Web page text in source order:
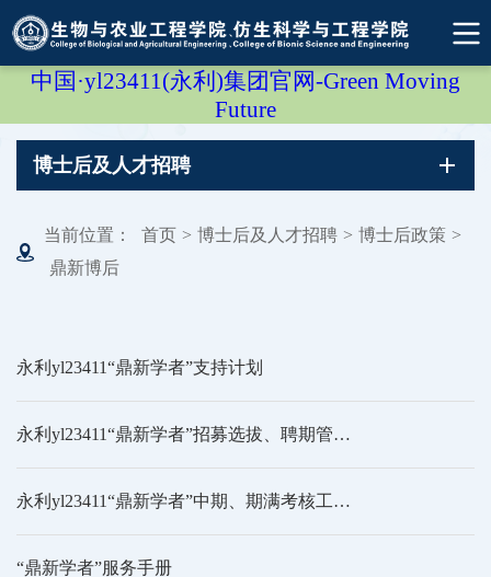
中国·yl23411(永利)集团官网-Green Moving
Future
博士后及人才招聘
当前位置： 首页 > 博士后及人才招聘 > 博士后政策 >
鼎新博后
永利yl23411“鼎新学者”支持计划
永利yl23411“鼎新学者”招募选拔、聘期管理实施细则
永利yl23411“鼎新学者”中期、期满考核工作实施细则
“鼎新学者”服务手册